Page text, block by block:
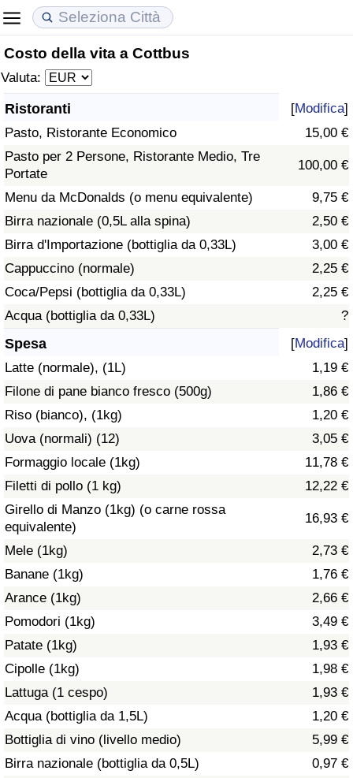
Costo della vita a Cottbus
Valuta:
Ristoranti [Modifica]
Pasto, Ristorante Economico
15,00 €
Pasto per 2 Persone, Ristorante Medio, Tre
Portate
100,00 €
Menu da McDonalds (o menu equivalente)
9,75 €
Birra nazionale (0,5L alla spina)
2,50 €
Birra d'Importazione (bottiglia da 0,33L)
3,00 €
Cappuccino (normale)
2,25 €
Coca/Pepsi (bottiglia da 0,33L)
2,25 €
Acqua (bottiglia da 0,33L)
?
Spesa [Modifica]
Latte (normale), (1L)
1,19 €
Filone di pane bianco fresco (500g)
1,86 €
Riso (bianco), (1kg)
1,20 €
Uova (normali) (12)
3,05 €
Formaggio locale (1kg)
11,78 €
Filetti di pollo (1 kg)
12,22 €
Girello di Manzo (1kg) (o carne rossa
equivalente)
16,93 €
Mele (1kg)
2,73 €
Banane (1kg)
1,76 €
Arance (1kg)
2,66 €
Pomodori (1kg)
3,49 €
Patate (1kg)
1,93 €
Cipolle (1kg)
1,98 €
Lattuga (1 cespo)
1,93 €
Acqua (bottiglia da 1,5L)
1,20 €
Bottiglia di vino (livello medio)
5,99 €
Birra nazionale (bottiglia da 0,5L)
0,97 €
Costo della vita
Indice Del Costo Della Vita (corrente)
Indice Del Costo Della Vita
Indice del Costo della Vita per Nazione
ad Aqaba
Prezzi degli immobili
Indice del Prezzo delle Case (Corrente)
Indice del Prezzo delle Case
Indice del Prezzo delle Case per Nazione
Qualità della Vita
Indice della Qualità della Vita
Indice della Qualità della Vita (Corrente)
Indice della qualità della vita per Paese
Criminalità
Indice del Tasso di Criminalità (Corrente)
Indice della Criminalità
Indice di criminalità per paese
Indice dell’Assistenza Sanitaria (Corrente)
Indice dell’Assistenza Sanitaria
Indice dell’Assistenza Sanitaria per
Nazione
Inquinamento
Indice dell’Inquinamento (Corrente)
Indice di inquinamento
Indice dell’Inquinamento per Nazione
Traffico
Indice del Traffico